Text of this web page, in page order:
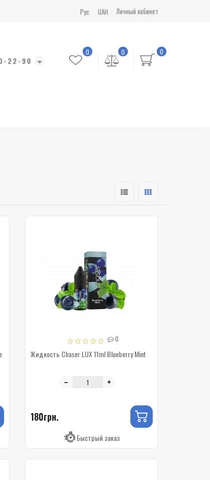
Личный кабинет
UAH
Рус
22-90
0
0
0
0
Жидкость Chaser LUX 11ml Blueberry Mint
180грн.
Быстрый заказ